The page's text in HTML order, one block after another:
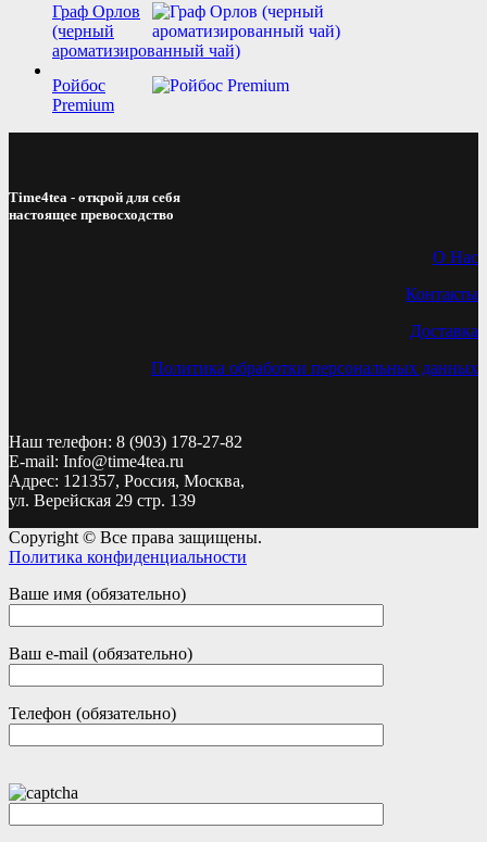
Граф Орлов
(черный
ароматизированный чай)
Ройбос
Premium
Time4tea - открой для себя
настоящее превосходство
О Нас
Контакты
Доставка
Политика обработки персональных данных
Наш телефон: 8 (903) 178-27-82
E-mail: Info@time4tea.ru
Адрес: 121357, Россия, Москва,
ул. Верейская 29 стр. 139
Copyright © Все права защищены.
Политика конфиденциальности
Ваше имя (обязательно)
Ваш e-mail (обязательно)
Телефон (обязательно)